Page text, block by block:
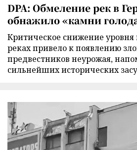
DPA: Обмеление рек в
обнажило «камни
Критическое снижение
реках привело к появлению
предвестников неурожая,
сильнейших исторических